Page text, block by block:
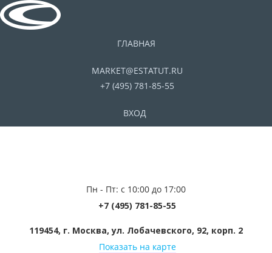
ГЛАВНАЯ
MARKET@ESTATUT.RU
+7 (495) 781-85-55
ВХОД
Пн - Пт: с 10:00 до 17:00
+7 (495) 781-85-55
119454, г. Москва, ул. Лобачевского, 92, корп. 2
Показать на карте